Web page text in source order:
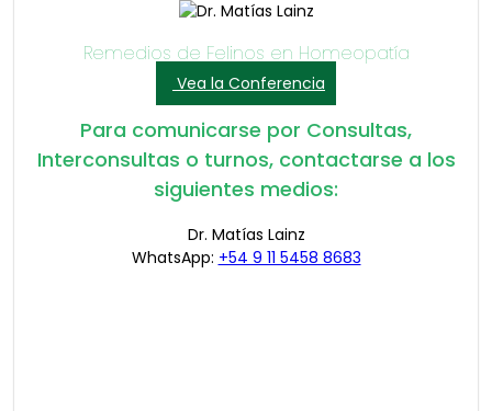
Remedios de Felinos en Homeopatía
Vea la Conferencia
Para comunicarse por Consultas,
Interconsultas o turnos, contactarse a los
siguientes medios:
Dr. Matías Lainz
WhatsApp: +54 9 11 5458 8683